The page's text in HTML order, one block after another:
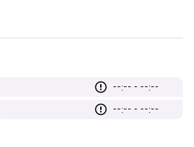
--:-- - --:--
--:-- - --:--